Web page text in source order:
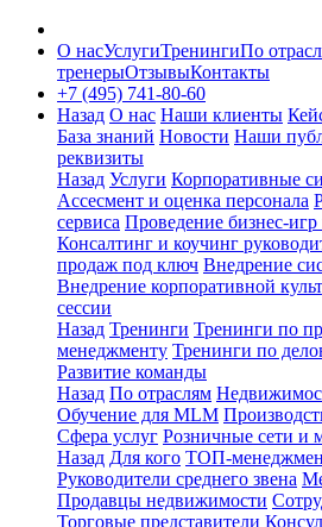
О насУслугиТренингиПо
тренерыОтзывыКонтакты
+7 (495) 741-80-60
Назад О нас Наши клиенты
База знаний Новости Наши
реквизиты
Назад Услуги Корпоративные
Ассесмент и оценка персонала
сервиса Проведение бизнес-
Консалтинг и коучинг
продаж под ключ Внедрение
Внедрение корпоративной
сессии
Назад Тренинги Тренинги по
менеджменту Тренинги по
Развитие команды
Назад По отраслям
Обучение для MLM
Сфера услуг Розничные сети и
Назад Для кого ТОП-
Руководители среднего звена
Продавцы недвижимости
Торговые представители